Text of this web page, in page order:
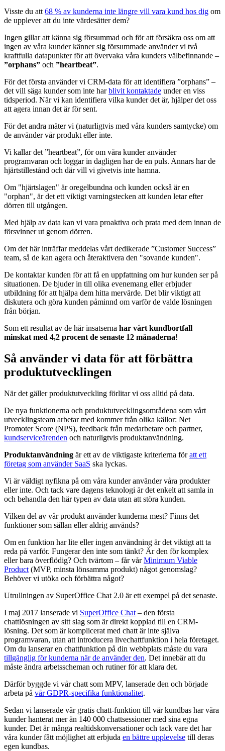
Visste du att 68 % av kunderna inte längre vill vara kund hos dig om
de upplever att du inte värdesätter dem?
Ingen gillar att känna sig försummad och för att försäkra oss om att
ingen av våra kunder känner sig försummade använder vi två
kraftfulla datapunkter för att övervaka våra kunders välbefinnande –
”orphans” och ”heartbeat”.
För det första använder vi CRM-data för att identifiera ”orphans” –
det vill säga kunder som inte harblivit kontaktade under en viss
tidsperiod. När vi kan identifiera vilka kunder det är, hjälper det oss
att agera innan det är för sent.
För det andra mäter vi (naturligtvis med våra kunders samtycke) om
de använder vår produkt eller inte.
Vi kallar det ”heartbeat”, för om våra kunder använder
programvaran och loggar in dagligen har de en puls. Annars har de
hjärtstillestånd och där vill vi givetvis inte hamna.
Om "hjärtslagen" är oregelbundna och kunden också är en
"orphan", är det ett viktigt varningstecken att kunden letar efter
dörren till utgången.
Med hjälp av data kan vi vara proaktiva och prata med dem innan de
försvinner ut genom dörren.
Om det här inträffar meddelas vårt dedikerade ”Customer Success”
team, så de kan agera och återaktivera den "sovande kunden".
De kontaktar kunden för att få en uppfattning om hur kunden ser på
situationen. De bjuder in till olika evenemang eller erbjuder
utbildning för att hjälpa dem hitta mervärde. Det blir viktigt att
diskutera och göra kunden påminnd om varför de valde lösningen
från början.
Som ett resultat av de här insatserna har vårt kundbortfall
minskat med 4,2 procent de senaste 12 månaderna!
Så använder vi data för att förbättra
produktutvecklingen
När det gäller produktutveckling förlitar vi oss alltid på data.
De nya funktionerna och produktutvecklingsområdena som vårt
utvecklingsteam arbetar med kommer från olika källor: Net
Promoter Score (NPS), feedback från medarbetare och partner,
kundserviceärenden och naturligtvis produktanvändning.
Produktanvändning är ett av de viktigaste kriterierna föratt ett
företag som använder SaaS ska lyckas.
Vi är väldigt nyfikna på om våra kunder använder våra produkter
eller inte. Och tack vare dagens teknologi är det enkelt att samla in
och behandla den här typen av data utan att störa kunden.
Vilken del av vår produkt använder kunderna mest? Finns det
funktioner som sällan eller aldrig används?
Om en funktion har lite eller ingen användning är det viktigt att ta
reda på varför. Fungerar den inte som tänkt? Är den för komplex
eller bara överflödig? Och tvärtom – får vårMinimum Viable
Product (MVP, minsta lönsamma produkt) något genomslag?
Behöver vi utöka och förbättra något?
Utrullningen av SuperOffice Chat 2.0 är ett exempel på det senaste.
I maj 2017 lanserade vi SuperOffice Chat – den första
chattlösningen av sitt slag som är direkt kopplad till en CRM-
lösning. Det som är komplicerat med chatt är inte själva
programvaran, utan att introducera livechattfunktion i hela företaget.
Om du lanserar en chattfunktion på din webbplats måste du vara
tillgänglig för kunderna när de använder den. Det innebär att du
måste ändra arbetsscheman och rutiner för att klara det.
Därför byggde vi vår chatt som MPV, lanserade den och började
arbeta på vår GDPR-specifika funktionalitet.
Sedan vi lanserade vår gratis chatt-funktion till vår kundbas har våra
kunder hanterat mer än 140 000 chattsessioner med sina egna
kunder. Det är många realtidskonversationer och tack vare det har
våra kunder fått möjlighet att erbjuda en bättre upplevelse till deras
egen kundbas.